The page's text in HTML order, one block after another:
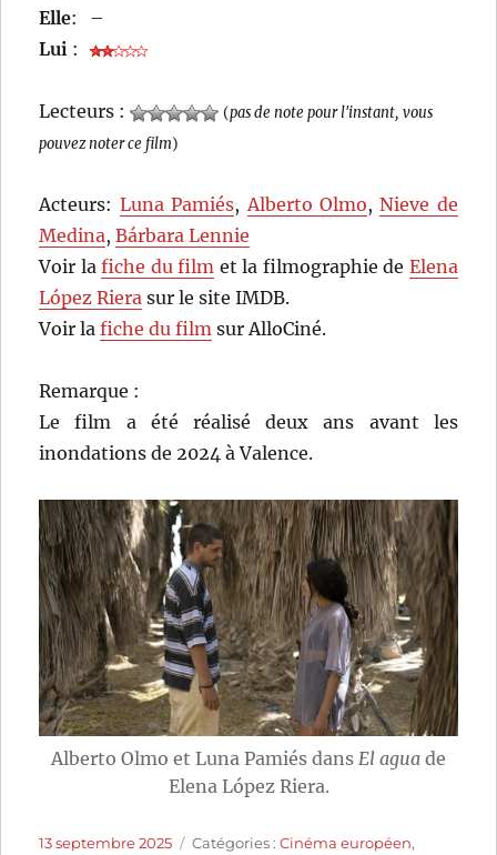
Elle:
–
Lui :
Lecteurs : (pas de note pour l'instant, vous
pouvez noter ce film)
Acteurs: Luna Pamiés,Alberto Olmo,Nieve de
Medina,Bárbara Lennie
Voir lafiche du film et la filmographie de Elena
López Riera sur le site IMDB.
Voir lafiche du film sur AlloCiné.
Remarque :
Le film a été réalisé deux ans avant les
inondations de 2024 à Valence.
Alberto Olmo et Luna Pamiés dans El agua de
Elena López Riera.
Publié
13 septembre 2025 Catégories
Catégories :Cinéma européen,